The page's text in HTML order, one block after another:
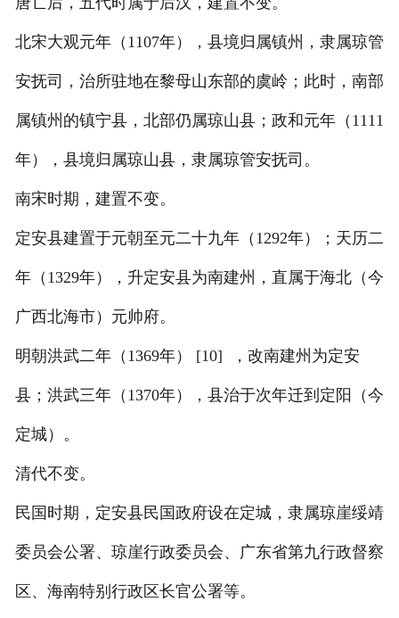
北宋大观元年（1107年），县境归属镇州，隶属琼管
安抚司，治所驻地在黎母山东部的虞岭；此时，南部
属镇州的镇宁县，北部仍属琼山县；政和元年（1111
年），县境归属琼山县，隶属琼管安抚司。
南宋时期，建置不变。
定安县建置于元朝至元二十九年（1292年）；天历二
年（1329年），升定安县为南建州，直属于海北（今
广西北海市）元帅府。
明朝洪武二年（1369年） [10] ，改南建州为定安
县；洪武三年（1370年），县治于次年迁到定阳（今
定城）。
清代不变。
民国时期，定安县民国政府设在定城，隶属琼崖绥靖
委员会公署、琼崖行政委员会、广东省第九行政督察
区、海南特别行政区长官公署等。